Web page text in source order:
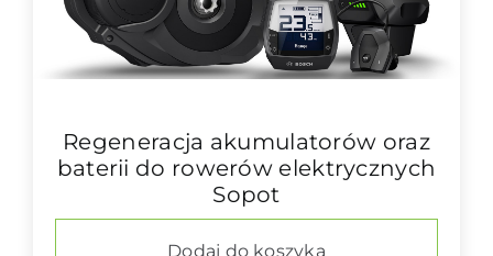
Regeneracja akumulatorów oraz
baterii do rowerów elektrycznych
Sopot
Dodaj do koszyka